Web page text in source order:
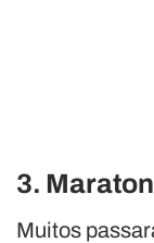
3.
Muitos